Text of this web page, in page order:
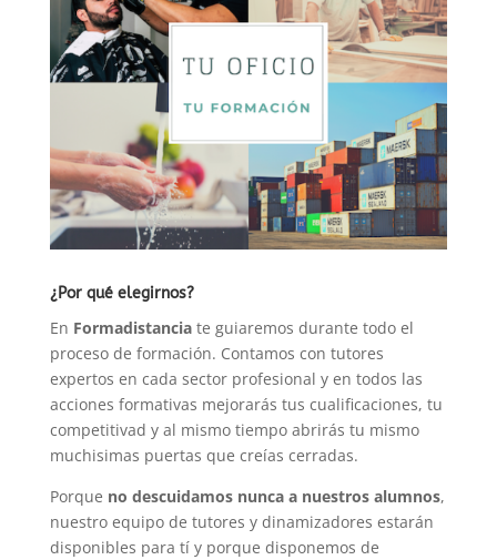
¿Por qué elegirnos?
En Formadistanciate guiaremos durante todo el
proceso de formación. Contamos con tutores
expertos en cada sector profesional y en todos las
acciones formativas mejorarás tus cualificaciones, tu
competitivad y al mismo tiempo abrirás tu mismo
muchisimas puertas que creías cerradas.
Porque no descuidamos nunca a nuestros alumnos,
nuestro equipo de tutores y dinamizadores estarán
disponibles para tí y porque disponemos de